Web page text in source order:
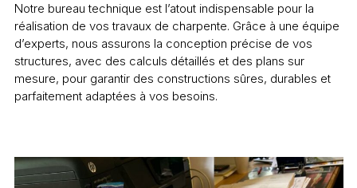
Notre bureau technique est l’atout indispensable pour la
réalisation de vos travaux de charpente. Grâce à une équipe
d’experts, nous assurons la conception précise de vos
structures, avec des calculs détaillés et des plans sur
mesure, pour garantir des constructions sûres, durables et
parfaitement adaptées à vos besoins.